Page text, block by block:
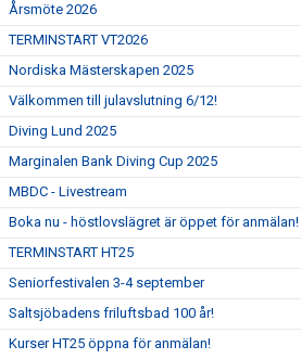
Årsmöte 2026
TERMINSTART VT2026
Nordiska Mästerskapen 2025
Välkommen till julavslutning 6/12!
Diving Lund 2025
Marginalen Bank Diving Cup 2025
MBDC - Livestream
Boka nu - höstlovslägret är öppet för anmälan!
TERMINSTART HT25
Seniorfestivalen 3-4 september
Saltsjöbadens friluftsbad 100 år!
Kurser HT25 öppna för anmälan!